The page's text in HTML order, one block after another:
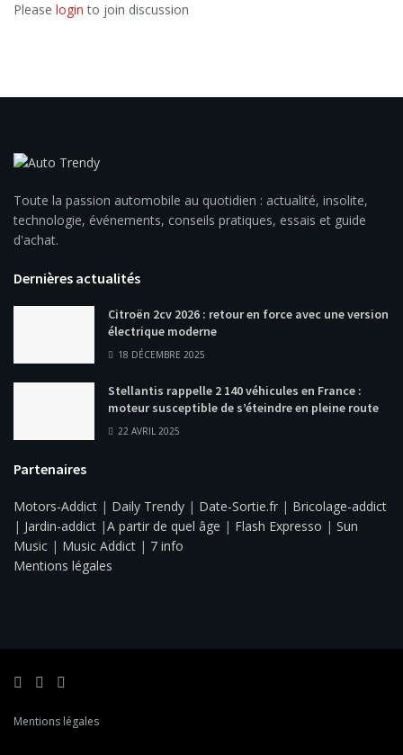
Please login to join discussion
Toute la passion automobile au quotidien : actualité, insolite,
technologie, événements, conseils pratiques, essais et guide
d'achat.
Dernières actualités
Citroën 2cv 2026 : retour en force avec une version
électrique moderne
18 DÉCEMBRE 2025
Stellantis rappelle 2 140 véhicules en France :
moteur susceptible de s’éteindre en pleine route
22 AVRIL 2025
Partenaires
Motors-Addict | Daily Trendy | Date-Sortie.fr | Bricolage-addict
| Jardin-addict |A partir de quel âge | Flash Expresso | Sun
Music | Music Addict | 7 info
Mentions légales
Mentions légales